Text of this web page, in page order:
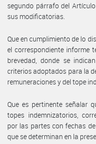
segundo párrafo del
sus modificatorias.
Que en cumplimiento de lo
el correspondiente informe
brevedad, donde se
criterios adoptados para la
remuneraciones y del tope
Que es pertinente señalar
topes indemnizatorios,
por las partes con fechas
que se determinan en la